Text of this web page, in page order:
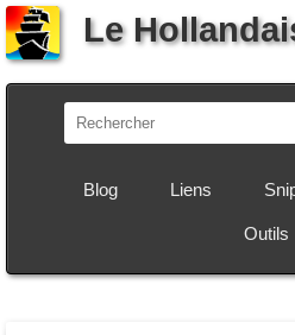
Le
Blog Liens
Outils